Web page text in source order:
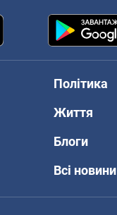
Політика
Життя
Блоги
Всі новини